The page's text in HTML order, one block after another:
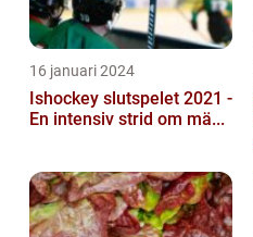
16 januari 2024
Ishockey slutspelet 2021 -
En intensiv strid om mä...